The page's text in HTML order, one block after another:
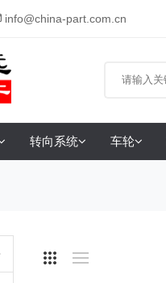
info@china-part.com.cn
转向系统 车轮